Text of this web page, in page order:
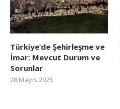
Türkiye’de Şehirleşme ve
İmar: Mevcut Durum ve
Sorunlar
28 Mayıs 2025